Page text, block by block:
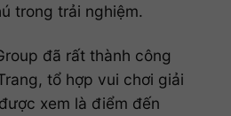
trong trải nghiệm.
đã rất thành công
tổ hợp vui chơi giải
xem là điểm đến